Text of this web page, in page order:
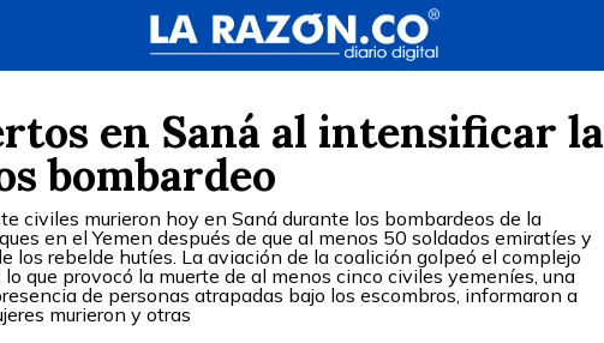
en Saná al intensificar la
bombardeo
civiles murieron hoy en Saná durante los bombardeos de la
en el Yemen después de que al menos 50 soldados emiratíes y
los rebelde hutíes. La aviación de la coalición golpeó el complejo
que provocó la muerte de al menos cinco civiles yemeníes, una
de personas atrapadas bajo los escombros, informaron a
murieron y otras